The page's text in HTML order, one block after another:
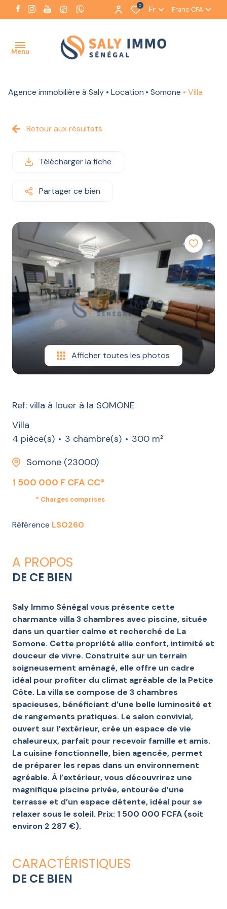
0 Fr Franc CFA
Menu
ACCUEIL
AGENCE
BIENS
VENTE
À LA
LOCATION
CONSTRUCTION
ESTIMATION
CONTACT
BLOG
Agence immobilière à Saly Location Somone Villa
Retour aux résultats
Télécharger la fiche
Partager ce bien
Afficher toutes les photos
Ref: villa à louer à la SOMONE
Villa
4 pièce(s)
3 chambre(s)
300 m²
Somone (23000)
1 500 000 F CFA CC*
* Charges comprises
Référence LSO260
A PROPOS
DE CE BIEN
Saly Immo Sénégal vous présente cette
charmante villa 3 chambres avec piscine, située
dans un quartier calme et recherché de La
Somone. Cette propriété allie confort, intimité et
douceur de vivre. Construite sur un terrain
soigneusement aménagé, elle offre un cadre
idéal pour profiter du climat agréable de la Petite
Côte. La villa se compose de 3 chambres
spacieuses, bénéficiant d’une belle luminosité et
de rangements pratiques. Le salon convivial,
ouvert sur l’extérieur, crée un espace de vie
chaleureux, parfait pour recevoir famille et amis.
La cuisine fonctionnelle, bien agencée, permet
de préparer les repas dans un environnement
agréable. À l’extérieur, vous découvrirez une
magnifique piscine privée, entourée d’une
terrasse et d’un espace détente, idéal pour se
relaxer sous le soleil. Prix: 1 500 000 FCFA (soit
environ 2 287 €).
CARACTÉRISTIQUES
DE CE BIEN